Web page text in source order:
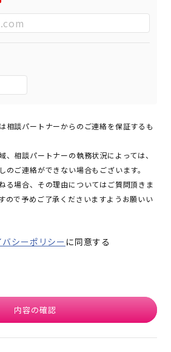
相談パートナーからのご連絡を保証するも
、相談パートナーの執務状況によっては、
のご連絡ができない場合もございます。
る場合、その理由についてはご質問頂きま
ので予めご了承くださいますようお願いい
バシーポリシー に同意する
内容の確認